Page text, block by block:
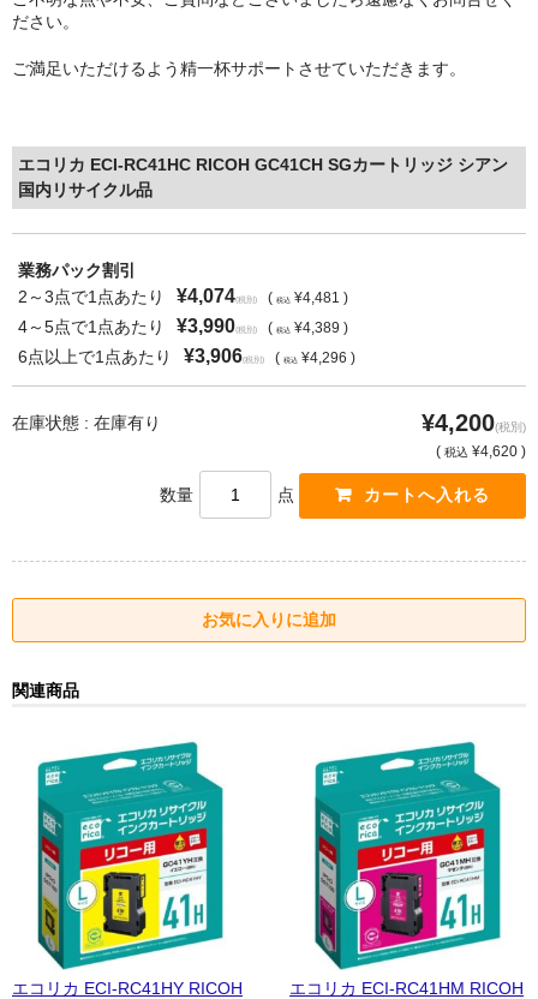
ださい。
ご満足いただけるよう精一杯サポートさせていただきます。
エコリカ ECI-RC41HC RICOH GC41CH SGカートリッジ シアン
国内リサイクル品
業務パック割引
2～3点で1点あたり
¥4,074(税別) ( 税込 ¥4,481 )
4～5点で1点あたり ¥3,990(税別) ( 税込 ¥4,389 )
6点以上で1点あたり ¥3,906(税別) ( 税込 ¥4,296 )
在庫状態 : 在庫有り ¥4,200(税別)
( 税込 ¥4,620 )
数量 点
関連商品
エコリカ ECI-RC41HY RICOH エコリカ ECI-RC41HM RICOH